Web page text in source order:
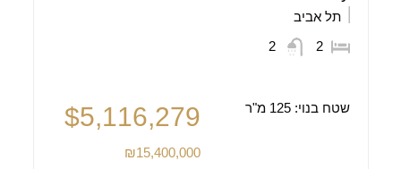
תל אביב
2
2
שטח בנוי:125 מ"ר $5,116,279
₪15,400,000